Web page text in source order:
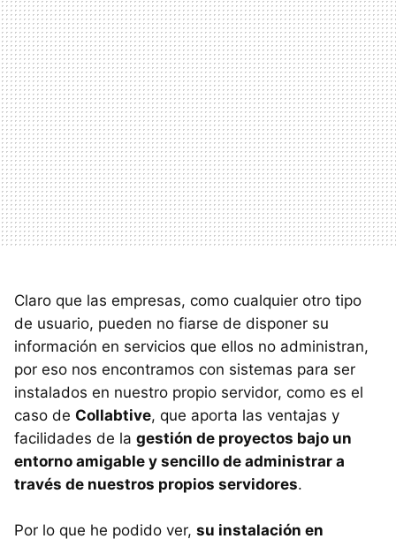
Claro que las empresas, como cualquier otro tipo
de usuario, pueden no fiarse de disponer su
información en servicios que ellos no administran,
por eso nos encontramos con sistemas para ser
instalados en nuestro propio servidor, como es el
caso de Collabtive, que aporta las ventajas y
facilidades de la gestión de proyectos bajo un
entorno amigable y sencillo de administrar a
través de nuestros propios servidores.
Por lo que he podido ver, su instalación en